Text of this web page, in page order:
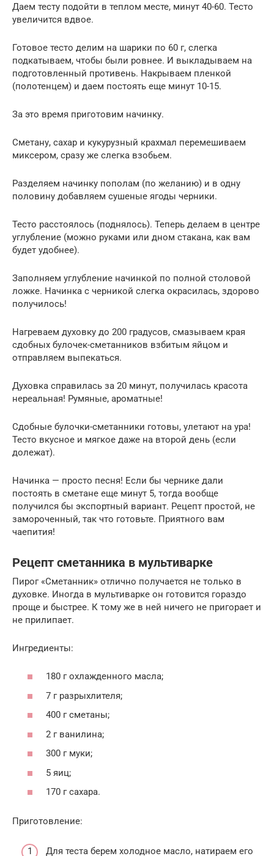
Даем тесту подойти в теплом месте, минут 40-60. Тесто
увеличится вдвое.
Готовое тесто делим на шарики по 60 г, слегка
подкатываем, чтобы были ровнее. И выкладываем на
подготовленный противень. Накрываем пленкой
(полотенцем) и даем постоять еще минут 10-15.
За это время приготовим начинку.
Сметану, сахар и кукурузный крахмал перемешиваем
миксером, сразу же слегка взобьем.
Разделяем начинку пополам (по желанию) и в одну
половину добавляем сушеные ягоды черники.
Тесто расстоялось (поднялось). Теперь делаем в центре
углубление (можно руками или дном стакана, как вам
будет удобнее).
Заполняем углубление начинкой по полной столовой
ложке. Начинка с черникой слегка окрасилась, здорово
получилось!
Нагреваем духовку до 200 градусов, смазываем края
сдобных булочек-сметанников взбитым яйцом и
отправляем выпекаться.
Духовка справилась за 20 минут, получилась красота
нереальная! Румяные, ароматные!
Сдобные булочки-сметанники готовы, улетают на ура!
Тесто вкусное и мягкое даже на второй день (если
долежат).
Начинка — просто песня! Если бы чернике дали
постоять в сметане еще минут 5, тогда вообще
получился бы экспортный вариант. Рецепт простой, не
замороченный, так что готовьте. Приятного вам
чаепития!
Рецепт сметанника в мультиварке
Пирог «Сметанник» отлично получается не только в
духовке. Иногда в мультиварке он готовится гораздо
проще и быстрее. К тому же в ней ничего не пригорает и
не прилипает.
Ингредиенты:
180 г охлажденного масла;
7 г разрыхлителя;
400 г сметаны;
2 г ванилина;
300 г муки;
5 яиц;
170 г сахара.
Приготовление:
Для теста берем холодное масло, натираем его